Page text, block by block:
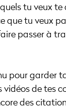
tu veux
que tu veux
passer à
pour garder
de tes
des